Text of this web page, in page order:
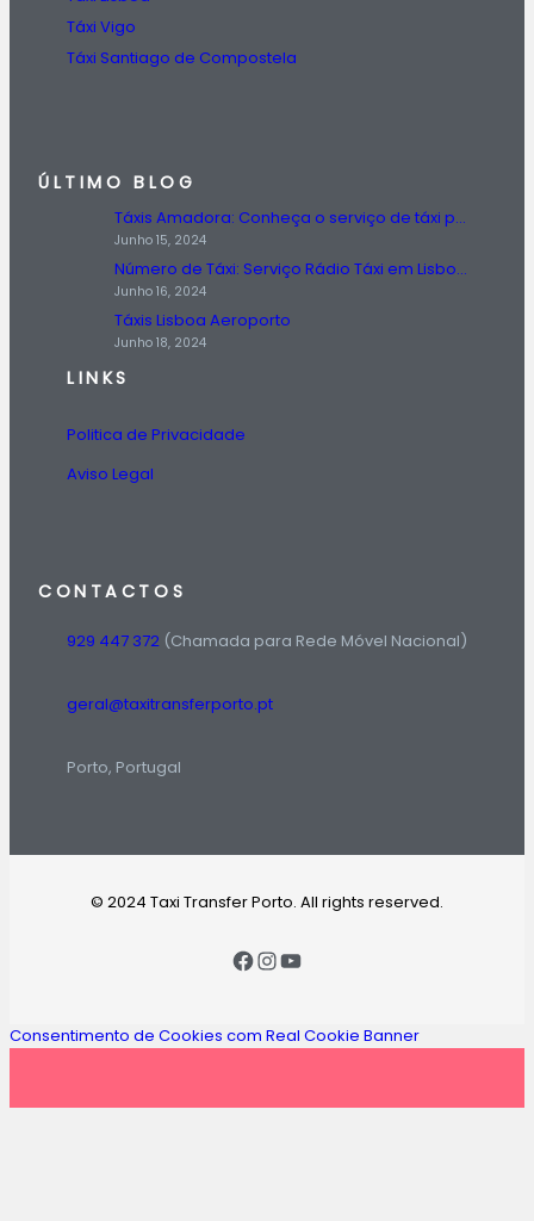
Táxi Vigo
Táxi Santiago de Compostela
ÚLTIMO BLOG
Táxis Amadora: Conheça o serviço de táxi prestado na região da Amadora.
Junho 15, 2024
Número de Táxi: Serviço Rádio Táxi em Lisboa, Entre em Contato Agora!
Junho 16, 2024
Táxis Lisboa Aeroporto
Junho 18, 2024
LINKS
Politica de Privacidade
Aviso Legal
CONTACTOS
929 447 372 (Chamada para Rede Móvel Nacional)
geral@taxitransferporto.pt
Porto, Portugal
© 2024 Taxi Transfer Porto. All rights reserved.
Consentimento de Cookies com Real Cookie Banner